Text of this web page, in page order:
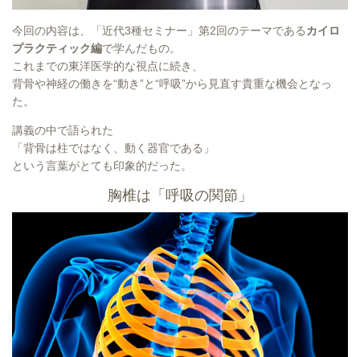
今回の内容は、「近代3種セミナー」第2回のテーマであるカイロ
プラクティック編で学んだもの。
これまでの東洋医学的な視点に続き、
背骨や神経の働きを“動き”と“呼吸”から見直す貴重な機会となっ
た。
講義の中で語られた
「背骨は柱ではなく、動く器官である」
という言葉がとても印象的だった。
胸椎は「呼吸の関節」